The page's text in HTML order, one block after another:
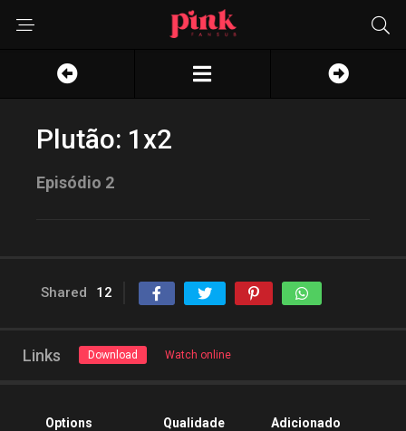
Plutão: 1x2
Episódio 2
Shared 12
Links Download Watch online
Options Qualidade Adicionado